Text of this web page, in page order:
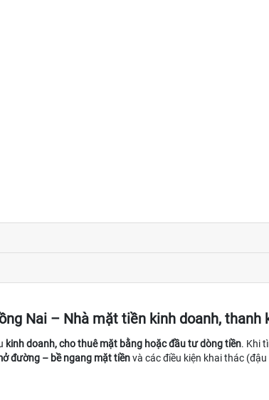
Nai – Nhà mặt tiền kinh doanh, thanh
kinh doanh, cho thuê mặt bằng hoặc đầu tư dòng tiền. Khi
đường – bề ngang mặt tiềnvà các điều kiện khai thác